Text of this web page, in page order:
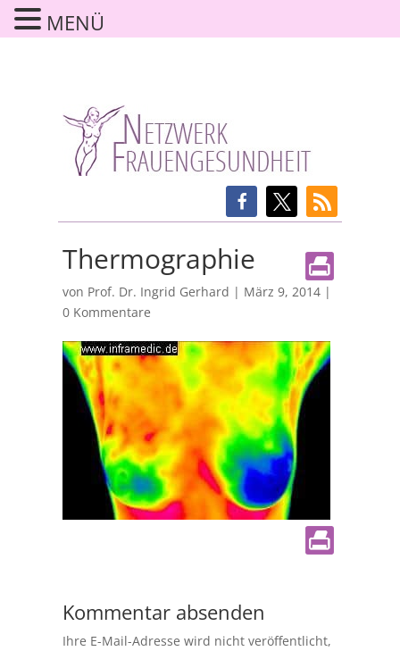
Thermographie
von Prof. Dr. Ingrid Gerhard | März 9, 2014|
0 Kommentare
Kommentar absenden
Ihre E-Mail-Adresse wird nicht veröffentlicht,
MENÜ